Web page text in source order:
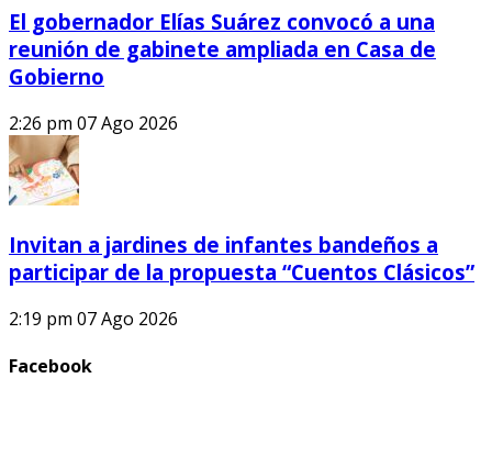
El gobernador Elías Suárez convocó a una
reunión de gabinete ampliada en Casa de
Gobierno
2:26 pm 07 Ago 2026
Invitan a jardines de infantes bandeños a
participar de la propuesta “Cuentos Clásicos”
2:19 pm 07 Ago 2026
Facebook